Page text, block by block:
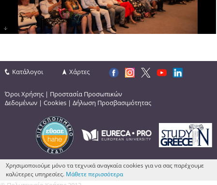
Κατάλογοι Χάρτες
Όροι Χρήσης | Προστασία Προσωπικών
Δεδομένων | Cookies | Δήλωση Προσβασιμότητας
Χρησιμοποιούμε μόνο τα τεχνικά αναγκαία cookies για να σας παρέχουμε
καλύτερες υπηρεσίες. Μάθετε περισσότερα